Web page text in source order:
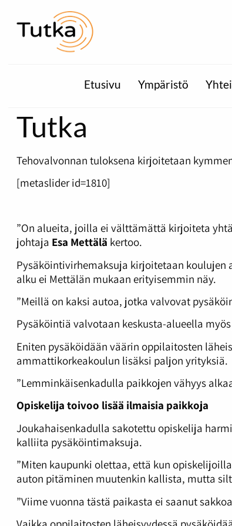
Etusivu Ympäristö
Tutka
Tehovalvonnan tuloksena kirjoitetaan
[metaslider id=1810]
”On alueita, joilla ei välttämättä kirjoiteta
johtaja Esa Mettälä kertoo.
Pysäköintivirhemaksuja kirjoitetaan
alku ei Mettälän mukaan erityisemmin näy.
”Meillä on kaksi autoa, jotka valvovat
Pysäköintiä valvotaan keskusta-alueella
Eniten pysäköidään väärin oppilaitosten
ammattikorkeakoulun lisäksi paljon yrityksiä.
”Lemminkäisenkadulla paikkojen vähyys
Opiskelija toivoo lisää ilmaisia paikkoja
Joukahaisenkadulla sakotettu opiskelija
kalliita pysäköintimaksuja.
”Miten kaupunki olettaa, että kun
auton pitäminen muutenkin kallista, mutta
”Viime vuonna tästä paikasta ei saanut